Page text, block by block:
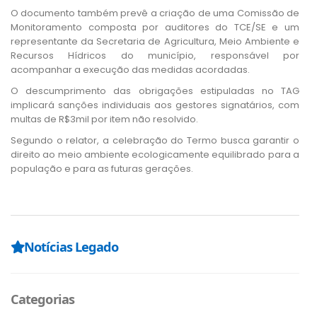
O documento também prevê a criação de uma Comissão de
Monitoramento composta por auditores do TCE/SE e um
representante da Secretaria de Agricultura, Meio Ambiente e
Recursos Hídricos do município, responsável por
acompanhar a execução das medidas acordadas.
O descumprimento das obrigações estipuladas no TAG
implicará sanções individuais aos gestores signatários, com
multas de R$3mil por item não resolvido.​
Segundo o relator, a celebração do Termo busca garantir o
direito ao meio ambiente ecologicamente equilibrado para a
população e para as futuras gerações.
Notícias Legado
Categorias